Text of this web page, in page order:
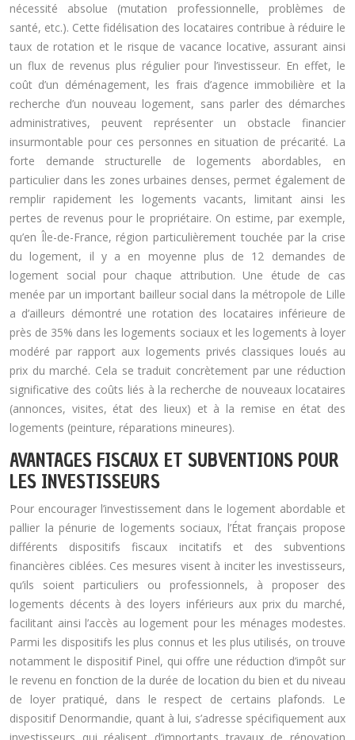
nécessité absolue (mutation professionnelle, problèmes de
santé, etc.). Cette fidélisation des locataires contribue à réduire le
taux de rotation et le risque de vacance locative, assurant ainsi
un flux de revenus plus régulier pour l’investisseur. En effet, le
coût d’un déménagement, les frais d’agence immobilière et la
recherche d’un nouveau logement, sans parler des démarches
administratives, peuvent représenter un obstacle financier
insurmontable pour ces personnes en situation de précarité. La
forte demande structurelle de logements abordables, en
particulier dans les zones urbaines denses, permet également de
remplir rapidement les logements vacants, limitant ainsi les
pertes de revenus pour le propriétaire. On estime, par exemple,
qu’en Île-de-France, région particulièrement touchée par la crise
du logement, il y a en moyenne plus de 12 demandes de
logement social pour chaque attribution. Une étude de cas
menée par un important bailleur social dans la métropole de Lille
a d’ailleurs démontré une rotation des locataires inférieure de
près de 35% dans les logements sociaux et les logements à loyer
modéré par rapport aux logements privés classiques loués au
prix du marché. Cela se traduit concrètement par une réduction
significative des coûts liés à la recherche de nouveaux locataires
(annonces, visites, état des lieux) et à la remise en état des
logements (peinture, réparations mineures).
AVANTAGES FISCAUX ET SUBVENTIONS POUR
LES INVESTISSEURS
Pour encourager l’investissement dans le logement abordable et
pallier la pénurie de logements sociaux, l’État français propose
différents dispositifs fiscaux incitatifs et des subventions
financières ciblées. Ces mesures visent à inciter les investisseurs,
qu’ils soient particuliers ou professionnels, à proposer des
logements décents à des loyers inférieurs aux prix du marché,
facilitant ainsi l’accès au logement pour les ménages modestes.
Parmi les dispositifs les plus connus et les plus utilisés, on trouve
notamment le dispositif Pinel, qui offre une réduction d’impôt sur
le revenu en fonction de la durée de location du bien et du niveau
de loyer pratiqué, dans le respect de certains plafonds. Le
dispositif Denormandie, quant à lui, s’adresse spécifiquement aux